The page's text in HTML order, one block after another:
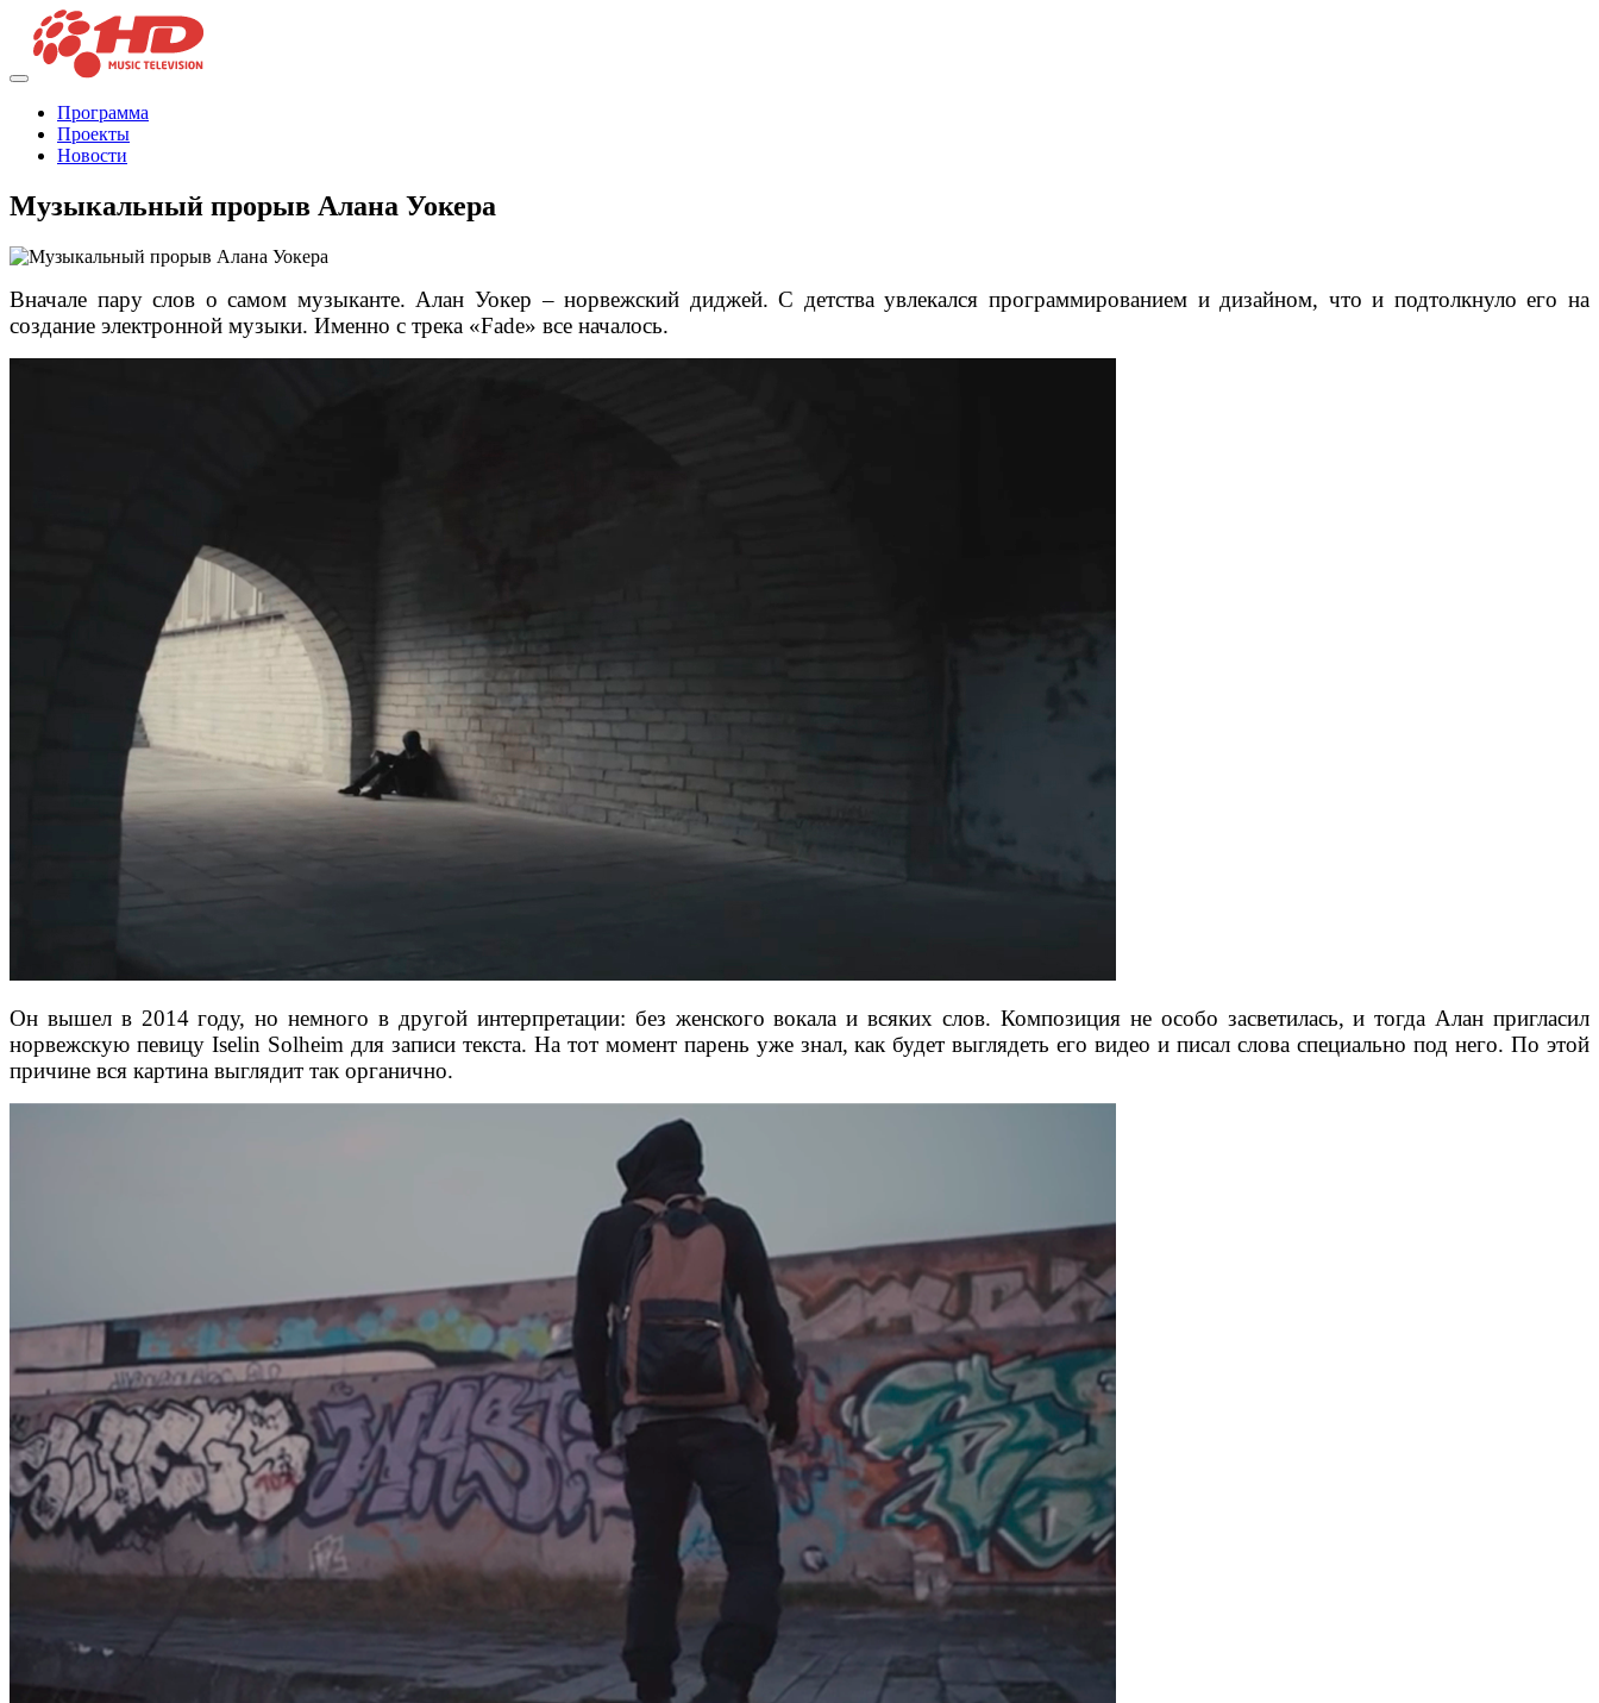
Программа
Проекты
Новости
Музыкальный прорыв Алана Уокера
Вначале пару слов о самом музыканте. Алан Уокер – норвежский диджей. С детства увлекался программированием и дизайном, что и подтолкнуло его на
создание электронной музыки. Именно с трека «Fade» все началось.
Он вышел в 2014 году, но немного в другой интерпретации: без женского вокала и всяких слов. Композиция не особо засветилась, и тогда Алан пригласил
норвежскую певицу Iselin Solheim для записи текста. На тот момент парень уже знал, как будет выглядеть его видео и писал слова специально под него. По этой
причине вся картина выглядит так органично.